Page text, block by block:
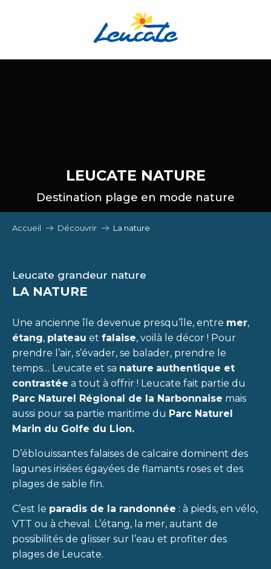
LEUCATE NATURE
Destination plage en mode nature
Accueil Découvrir La nature
Leucate grandeur nature
LA NATURE
Une ancienne île devenue presqu’île, entre mer,
étang, plateau et falaise, voilà le décor ! Pour
prendre l’air, s’évader, se balader, prendre le
temps… Leucate et sa nature authentique et
contrastée a tout à offrir ! Leucate fait partie du
Parc Naturel Régional de la Narbonnaise mais
aussi pour sa partie maritime du Parc Naturel
Marin du Golfe du Lion.
D’éblouissantes falaises de calcaire dominent des
lagunes irisées égayées de flamants roses et des
plages de sable fin.
C’est le paradis de la randonnée : à pieds, en vélo,
VTT ou à cheval. L’étang, la mer, autant de
possibilités de glisser sur l’eau et profiter des
plages de Leucate.